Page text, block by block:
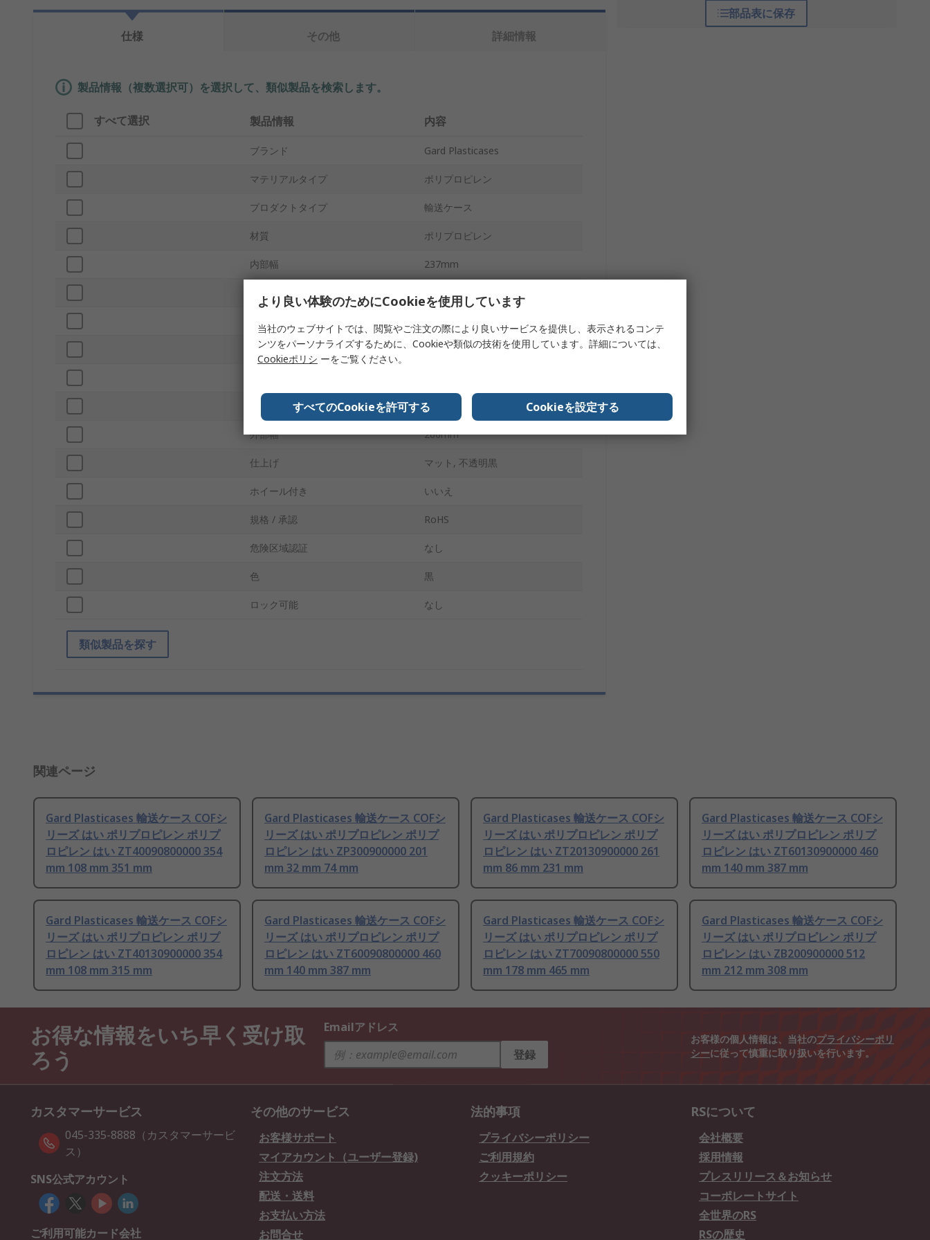
部品表に保存
仕様
その他 詳細情報
製品情報（複数選択可）を選択して、類似製品を検索します。
すべて選択 製品情報 内容
ブランド Gard Plasticases
マテリアルタイプ ポリプロピレン
プロダクトタイプ 輸送ケース
材質 ポリプロピレン
内部幅 237mm
シリーズ COF
内部深さ 326mm
防水 はい
外形の奥行き 336mm
外部幅 266mm
仕上げ マット, 不透明黒
ホイール付き いいえ
規格 / 承認 RoHS
危険区域認証 なし
色 黒
ロック可能 なし
類似製品を探す
関連ページ
Gard Plasticases 輸送ケース COFシ
リーズ はい ポリプロピレン ポリプ
ロピレン はい ZT40090800000 354
mm 108 mm 351 mm
Gard Plasticases 輸送ケース COFシ
リーズ はい ポリプロピレン ポリプ
ロピレン はい ZP300900000 201
mm 32 mm 74 mm
Gard Plasticases 輸送ケース COFシ
リーズ はい ポリプロピレン ポリプ
ロピレン はい ZT20130900000 261
mm 86 mm 231 mm
Gard Plasticases 輸送ケース COFシ
リーズ はい ポリプロピレン ポリプ
ロピレン はい ZT60130900000 460
mm 140 mm 387 mm
Gard Plasticases 輸送ケース COFシ
リーズ はい ポリプロピレン ポリプ
ロピレン はい ZT40130900000 354
mm 108 mm 315 mm
Gard Plasticases 輸送ケース COFシ
リーズ はい ポリプロピレン ポリプ
ロピレン はい ZT60090800000 460
mm 140 mm 387 mm
Gard Plasticases 輸送ケース COFシ
リーズ はい ポリプロピレン ポリプ
ロピレン はい ZT70090800000 550
mm 178 mm 465 mm
Gard Plasticases 輸送ケース COFシ
リーズ はい ポリプロピレン ポリプ
ロピレン はい ZB200900000 512
mm 212 mm 308 mm
お得な情報をいち早く受け取
ろう
Emailアドレス
登録
お客様の個人情報は、当社のプライバシーポリ
シーに従って慎重に取り扱いを行います。
カスタマーサービス
045-335-8888（カスタマーサービ
ス）
SNS公式アカウント
ご利用可能カード会社
その他のサービス
お客様サポート
マイアカウント（ユーザー登録)
注文方法
配送・送料
お支払い方法
お問合せ
法的事項
プライバシーポリシー
ご利用規約
クッキーポリシー
RSについて
会社概要
採用情報
プレスリリース＆お知らせ
コーポレートサイト
全世界のRS
RSの歴史
より良い体験のためにCookieを使用しています
当社のウェブサイトでは、閲覧やご注文の際により良いサービスを提供し、表示されるコンテ
ンツをパーソナライズするために、Cookieや類似の技術を使用しています。詳細については、
Cookieポリシ ーをご覧ください。
すべてのCookieを許可する Cookieを設定する